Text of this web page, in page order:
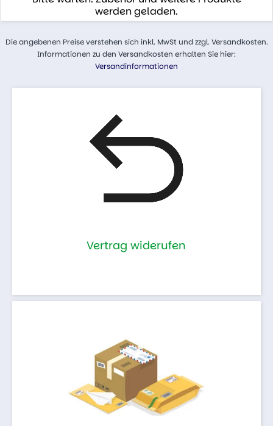
werden geladen.
Die angebenen Preise verstehen sich inkl. MwSt und zzgl. Versandkosten.
Informationen zu den Versandkosten erhalten Sie hier:
Versandinformationen
Vertrag widerufen